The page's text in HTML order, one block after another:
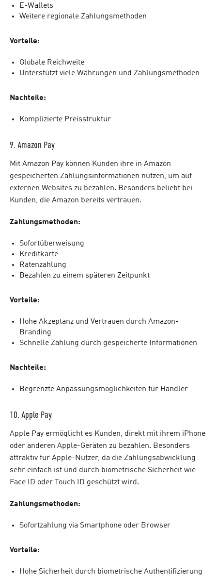
E-Wallets
Weitere regionale Zahlungsmethoden
Vorteile:
Globale Reichweite
Unterstützt viele Währungen und Zahlungsmethoden
Nachteile:
Komplizierte Preisstruktur
9. Amazon Pay
Mit Amazon Pay können Kunden ihre in Amazon
gespeicherten Zahlungsinformationen nutzen, um auf
externen Websites zu bezahlen. Besonders beliebt bei
Kunden, die Amazon bereits vertrauen.
Zahlungsmethoden:
Sofortüberweisung
Kreditkarte
Ratenzahlung
Bezahlen zu einem späteren Zeitpunkt
Vorteile:
Hohe Akzeptanz und Vertrauen durch Amazon-
Branding
Schnelle Zahlung durch gespeicherte Informationen
Nachteile:
Begrenzte Anpassungsmöglichkeiten für Händler
10. Apple Pay
Apple Pay ermöglicht es Kunden, direkt mit ihrem iPhone
oder anderen Apple-Geräten zu bezahlen. Besonders
attraktiv für Apple-Nutzer, da die Zahlungsabwicklung
sehr einfach ist und durch biometrische Sicherheit wie
Face ID oder Touch ID geschützt wird.
Zahlungsmethoden:
Sofortzahlung via Smartphone oder Browser
Vorteile:
Hohe Sicherheit durch biometrische Authentifizierung